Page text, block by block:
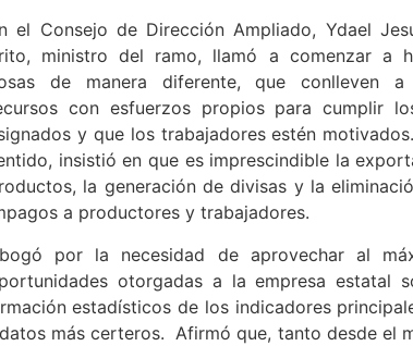
el Consejo de Dirección Ampliado, Ydael
ministro del ramo, llamó a comenzar a
de manera diferente, que conlleven a
con esfuerzos propios para cumplir
y que los trabajadores estén
insistió en que es imprescindible la
la generación de divisas y la
a productores y trabajadores.
por la necesidad de aprovechar al
otorgadas a la empresa estatal
estadísticos de los indicadores
más certeros. Afirmó que, tanto desde el